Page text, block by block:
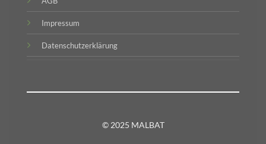
Impressum
Datenschutzerklärung
© 2025 MALBAT